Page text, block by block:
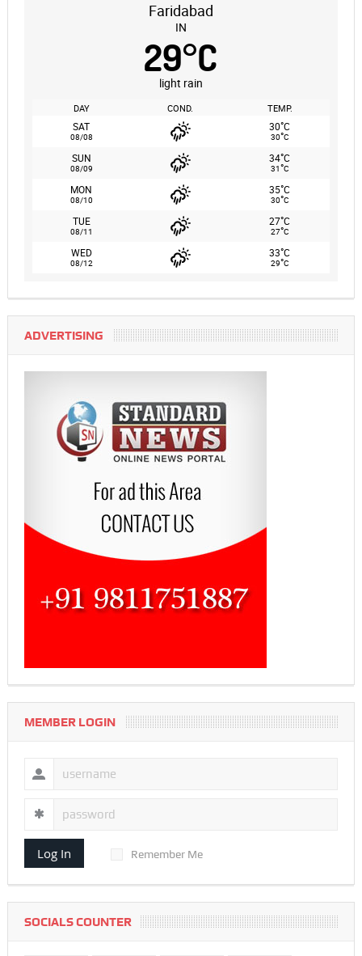
Faridabad
IN
29°C
light rain
DAY COND. TEMP.
SAT
08/08
30°C
30°C
SUN
08/09
34°C
31°C
MON
08/10
35°C
30°C
TUE
08/11
27°C
27°C
WED
08/12
33°C
29°C
ADVERTISING
MEMBER LOGIN
Log In Remember Me
SOCIALS COUNTER